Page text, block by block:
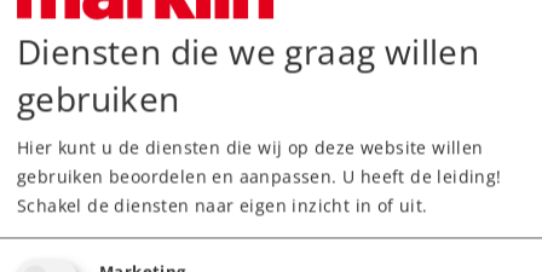
129,00 €
Leverbaar vanaf fabriek.
Spoor H0 Tijdperk IV Reizigersrijtuigen
Diensten die we graag willen
gebruiken
Hier kunt u de diensten die wij op deze website willen
gebruiken beoordelen en aanpassen. U heeft de leiding!
Schakel de diensten naar eigen inzicht in of uit.